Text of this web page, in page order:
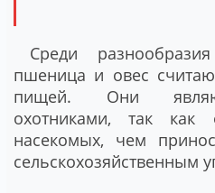
Среди
пшеница и овес
пищей. Они
охотниками, так как
насекомых, чем
сельскохозяйственным